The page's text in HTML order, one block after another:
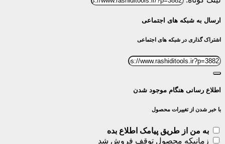
ارسال به شبکه های اجتماعی
اشتراک گذاری در شبکه های اجتماعی
اطلاع رسانی هنگام موجود شدن
با خبر شدن از تغییرات محصول
به من از طریق پیامک اطلاع بده
زمانیکه محصول توقف فروش شد